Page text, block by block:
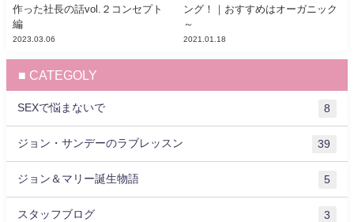
作った社長の話vol.２コンセプト
編
2023.03.06
ング！｜おすすめはオーガニック
～
2021.01.18
■ CATEGOLY
SEXで悩まないで 8
ジョン・サンデーのラブレッスン 39
ジョン＆マリー誕生物語 5
スタッフブログ 3